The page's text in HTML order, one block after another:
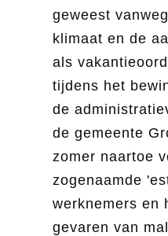
geweest
klimaat en de
als
tijdens het
de
de gemeente
zomer naartoe
zogenaamde
werknemers en
gevaren van